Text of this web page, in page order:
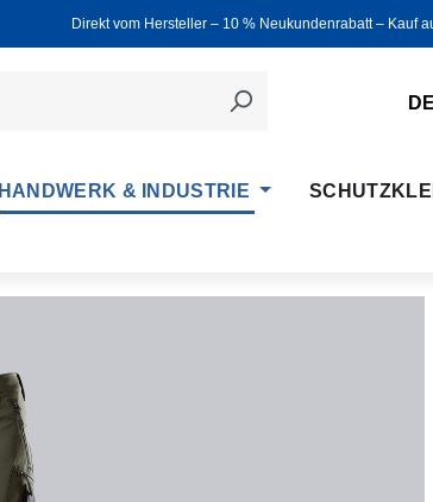
Direkt vom Hersteller ‒ 10 % Neukundenrabatt ‒ Kauf
HANDWERK & INDUSTRIE